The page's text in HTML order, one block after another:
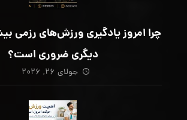
چرا امروز یادگیری ورزش‌های رزمی
دیگری ضروری است؟
جولای ۲۶, ۲۰۲۶